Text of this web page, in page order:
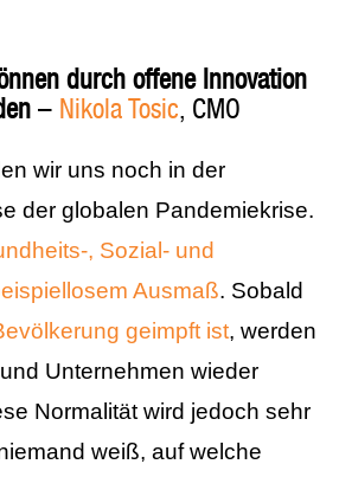
durch offene Innovation
– Nikola Tosic, CMO
wir uns noch in der
der globalen Pandemiekrise.
, Sozial- und
Ausmaß. Sobald
geimpft ist, werden
Unternehmen wieder
Normalität wird jedoch sehr
weiß, auf welche